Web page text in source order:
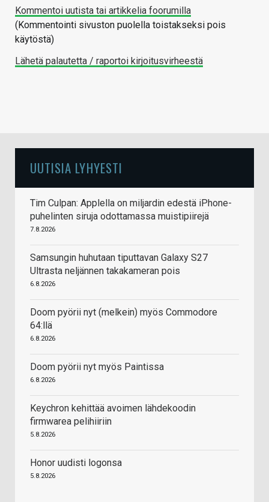
Kommentoi uutista tai artikkelia foorumilla
(Kommentointi sivuston puolella toistakseksi pois
käytöstä)
Lähetä palautetta / raportoi kirjoitusvirheestä
UUTISIA LYHYESTI
Tim Culpan: Applella on miljardin edestä iPhone-
puhelinten siruja odottamassa muistipiirejä
7.8.2026
Samsungin huhutaan tiputtavan Galaxy S27
Ultrasta neljännen takakameran pois
6.8.2026
Doom pyörii nyt (melkein) myös Commodore
64:llä
6.8.2026
Doom pyörii nyt myös Paintissa
6.8.2026
Keychron kehittää avoimen lähdekoodin
firmwarea pelihiiriin
5.8.2026
Honor uudisti logonsa
5.8.2026